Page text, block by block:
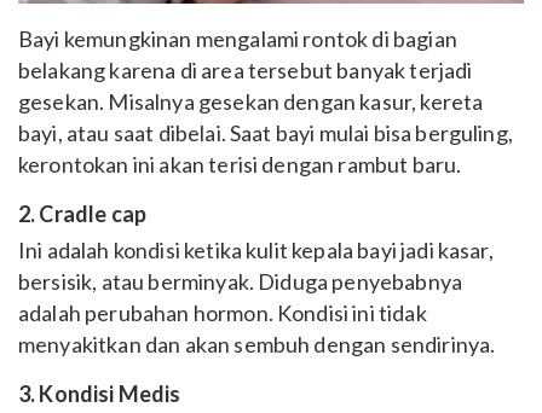
Bayi kemungkinan mengalami rontok di bagian
belakang karena di area tersebut banyak terjadi
gesekan. Misalnya gesekan dengan kasur, kereta
bayi, atau saat dibelai. Saat bayi mulai bisa berguling,
kerontokan ini akan terisi dengan rambut baru.
2. Cradle cap
Ini adalah kondisi ketika kulit kepala bayi jadi kasar,
bersisik, atau berminyak. Diduga penyebabnya
adalah perubahan hormon. Kondisi ini tidak
menyakitkan dan akan sembuh dengan sendirinya.
3. Kondisi Medis